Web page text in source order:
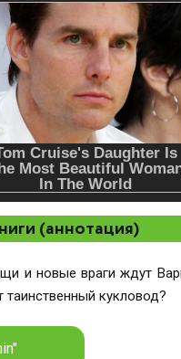
(аннотация)
и новые враги ждут
таинственный кукловод?